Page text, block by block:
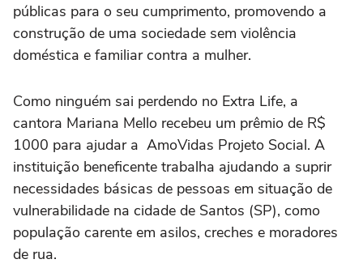
públicas para o seu cumprimento, promovendo a
construção de uma sociedade sem violência
doméstica e familiar contra a mulher.
Como ninguém sai perdendo no Extra Life, a
cantora Mariana Mello recebeu um prêmio de R$
1000 para ajudar a AmoVidas Projeto Social. A
instituição beneficente trabalha ajudando a suprir
necessidades básicas de pessoas em situação de
vulnerabilidade na cidade de Santos (SP), como
população carente em asilos, creches e moradores
de rua.